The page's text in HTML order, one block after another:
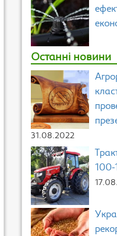
Останні новини
31.08.2022
100-